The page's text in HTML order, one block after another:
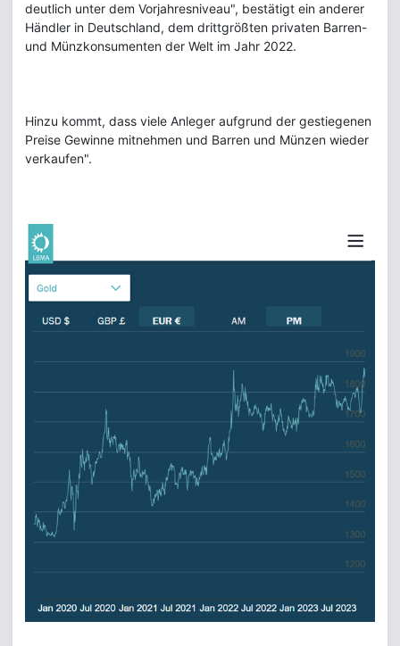
deutlich unter dem Vorjahresniveau", bestätigt ein anderer
Händler in Deutschland, dem drittgrößten privaten Barren-
und Münzkonsumenten der Welt im Jahr 2022.
Hinzu kommt, dass viele Anleger aufgrund der gestiegenen
Preise Gewinne mitnehmen und Barren und Münzen wieder
verkaufen".